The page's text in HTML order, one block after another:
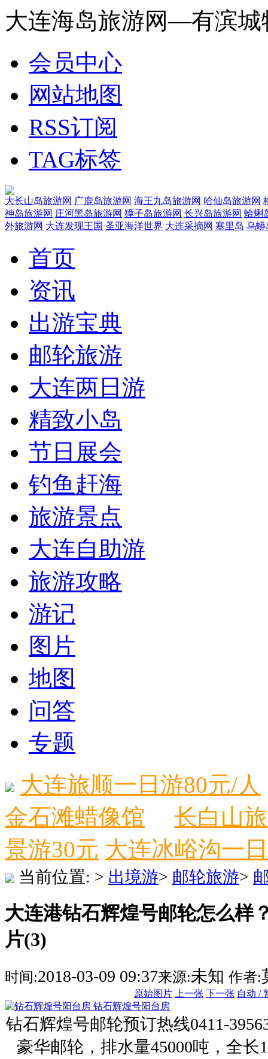
大连海岛旅游网—有滨城
会员中心
网站地图
RSS订阅
TAG标签
大长山岛旅游网 广鹿岛旅游网 海王九岛旅游网 哈仙岛旅游网
神岛旅游网 庄河黑岛旅游网 獐子岛旅游网 长兴岛旅游网 蛤蜊
外旅游网 大连发现王国 圣亚海洋世界 大连采摘网 塞里岛 乌蟒
首页
资讯
出游宝典
邮轮旅游
大连两日游
精致小岛
节日展会
钓鱼赶海
旅游景点
大连自助游
旅游攻略
游记
图片
地图
问答
专题
大连旅顺一日游80元/人
金石滩蜡像馆
长白山
景游30元 大连冰峪沟一
当前位置: > 出境游> 邮轮旅游>
大连港钻石辉煌号邮轮怎么样
片(3)
时间:2018-03-09 09:37来源:未知 作者:
原始图片 上一张 下一张 自动 /
钻石辉煌号阳台房
钻石辉煌号邮轮预订热线0411-
豪华邮轮，排水量45000吨，全长